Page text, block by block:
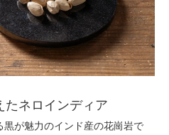
たネロインディア
が魅力のインド産の花崗岩で